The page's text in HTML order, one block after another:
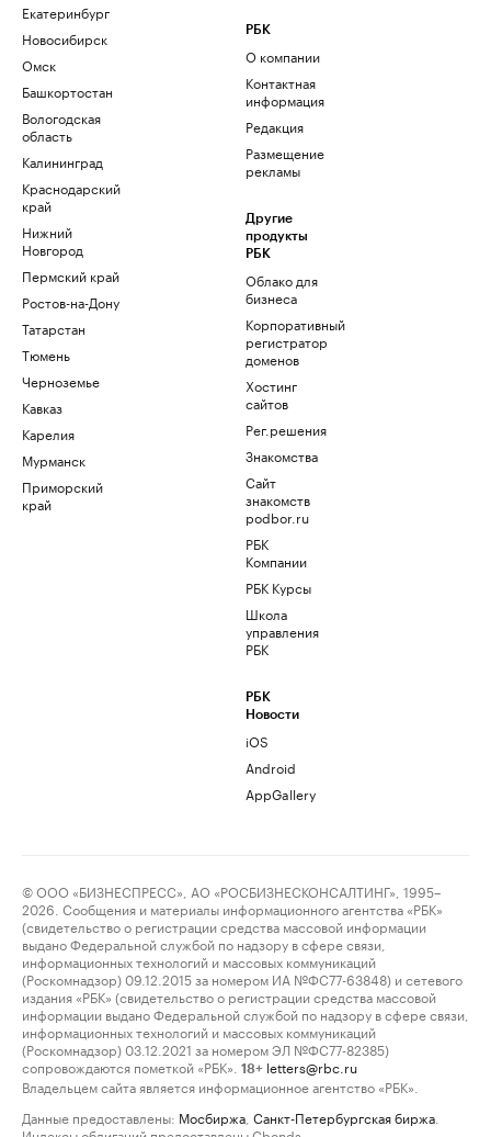
Екатеринбург
Новосибирск
Омск
Башкортостан
Вологодская
область
Калининград
Краснодарский
край
Нижний
Новгород
Пермский край
Ростов-на-Дону
Татарстан
Тюмень
Черноземье
Кавказ
Карелия
Мурманск
Приморский
край
РБК
О компании
Контактная
информация
Редакция
Размещение
рекламы
Другие
продукты
РБК
Облако для
бизнеса
Корпоративный
регистратор
доменов
Хостинг
сайтов
Рег.решения
Знакомства
Сайт
знакомств
podbor.ru
РБК
Компании
РБК Курсы
Школа
управления
РБК
РБК
Новости
iOS
Android
AppGallery
© ООО «БИЗНЕСПРЕСС», АО «РОСБИЗНЕСКОНСАЛТИНГ», 1995–
2026. Сообщения и материалы информационного агентства «РБК»
(свидетельство о регистрации средства массовой информации
выдано Федеральной службой по надзору в сфере связи,
информационных технологий и массовых коммуникаций
(Роскомнадзор) 09.12.2015 за номером ИА №ФС77-63848) и сетевого
издания «РБК» (свидетельство о регистрации средства массовой
информации выдано Федеральной службой по надзору в сфере связи,
информационных технологий и массовых коммуникаций
(Роскомнадзор) 03.12.2021 за номером ЭЛ №ФС77-82385)
сопровождаются пометкой «РБК».
18+ letters@rbc.ru
Владельцем сайта является информационное агентство «РБК».
Данные предоставлены: Мосбиржа Санкт-Петербургская биржа